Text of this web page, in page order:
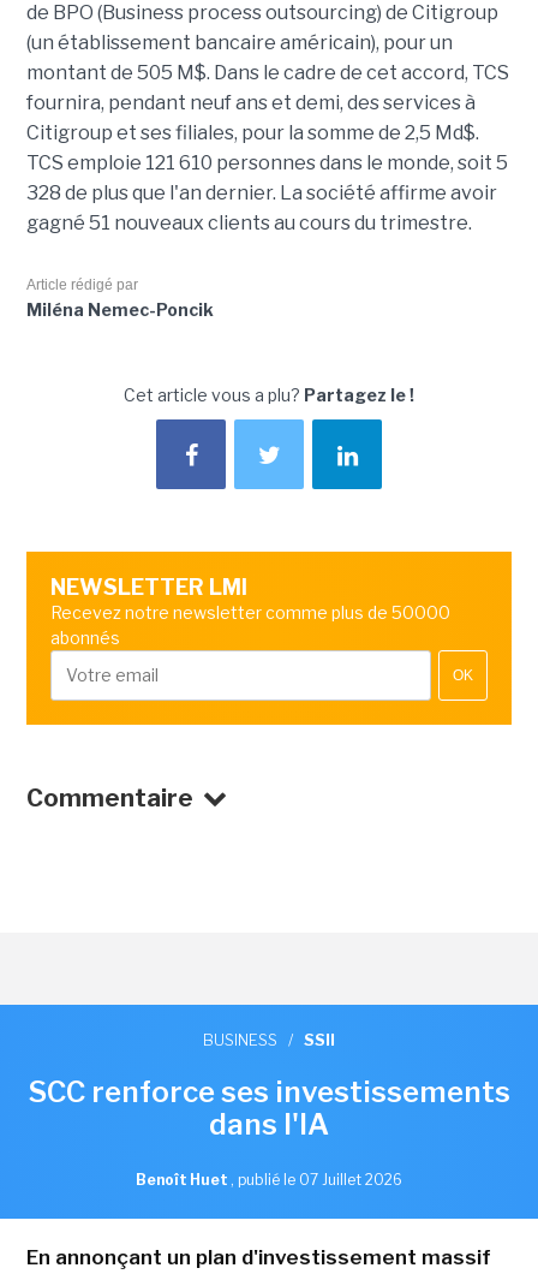
de BPO (Business process outsourcing) de Citigroup
(un établissement bancaire américain), pour un
montant de 505 M$. Dans le cadre de cet accord, TCS
fournira, pendant neuf ans et demi, des services à
Citigroup et ses filiales, pour la somme de 2,5 Md$.
TCS emploie 121 610 personnes dans le monde, soit 5
328 de plus que l'an dernier. La société affirme avoir
gagné 51 nouveaux clients au cours du trimestre.
Article rédigé par
Miléna Nemec-Poncik
Cet article vous a plu? Partagez le !
NEWSLETTER LMI
Recevez notre newsletter comme plus de 50000
abonnés
OK
Commentaire
BUSINESS / SSII
SCC renforce ses investissements
dans l'IA
Benoît Huet , publié le 07 Juillet 2026
En annonçant un plan d'investissement massif